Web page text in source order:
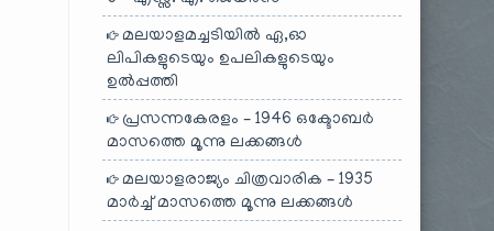
മലയാളമച്ചടിയിൽ ഏ,ഓ
ലിപികളുടെയും ഉപലികളുടെയും
ഉൽപ്പത്തി
പ്രസന്നകേരളം – 1946 ഒക്ടോബർ
മാസത്തെ മൂന്നു ലക്കങ്ങൾ
മലയാളരാജ്യം ചിത്രവാരിക – 1935
മാർച്ച് മാസത്തെ മൂന്നു ലക്കങ്ങൾ